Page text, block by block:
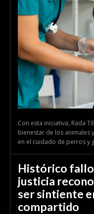
Con esta iniciativa, Rada
bienestar de los animales
en el cuidado de perros y
Histórico fallo
justicia
ser sintiente
compartido